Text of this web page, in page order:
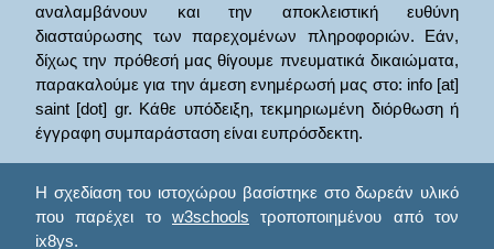
αναλαμβάνουν και την αποκλειστική ευθύνη
διασταύρωσης των παρεχομένων πληροφοριών. Εάν,
δίχως την πρόθεσή μας θίγουμε πνευματικά δικαιώματα,
παρακαλούμε για την άμεση ενημέρωσή μας στο: info [at]
saint [dot] gr. Κάθε υπόδειξη, τεκμηριωμένη διόρθωση ή
έγγραφη συμπαράσταση είναι ευπρόσδεκτη.
Η σχεδίαση του ιστοχώρου βασίστηκε στο δωρεάν υλικό
που παρέχει το w3schools τροποποιημένου από τον
ix8ys.